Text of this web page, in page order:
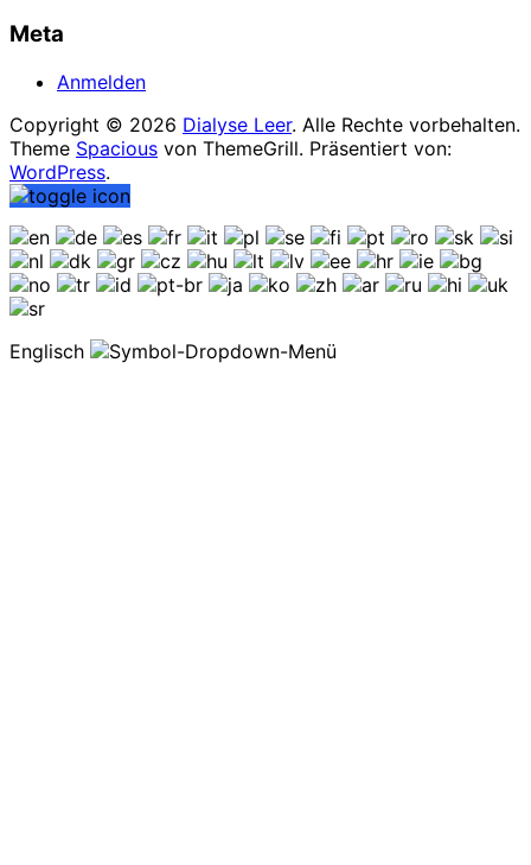
Meta
Anmelden
Copyright © 2026 Dialyse Leer. Alle Rechte vorbehalten.
Theme Spacious von ThemeGrill. Präsentiert von:
WordPress.
Englisch